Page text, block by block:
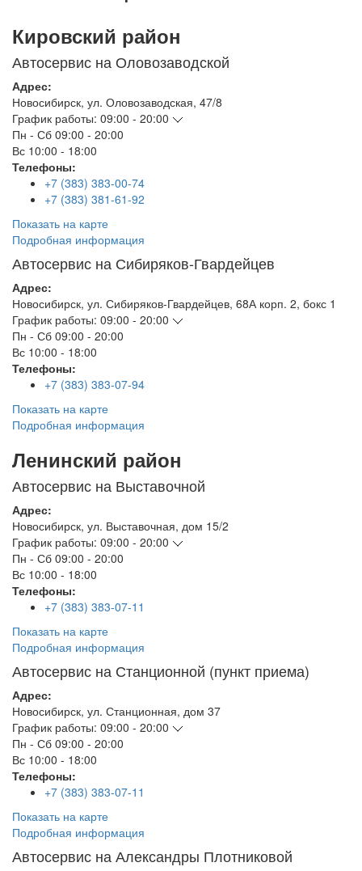
Кировский район
Автосервис на Оловозаводской
Адрес:
Новосибирск, ул. Оловозаводская, 47/8
График работы: 09:00 - 20:00
Пн - Сб 09:00 - 20:00
Вс 10:00 - 18:00
Телефоны:
+7 (383) 383-00-74
+7 (383) 381-61-92
Показать на карте
Подробная информация
Автосервис на Сибиряков-Гвардейцев
Адрес:
Новосибирск, ул. Сибиряков-Гвардейцев, 68А корп. 2, бокс 1
График работы: 09:00 - 20:00
Пн - Сб 09:00 - 20:00
Вс 10:00 - 18:00
Телефоны:
+7 (383) 383-07-94
Показать на карте
Подробная информация
Ленинский район
Автосервис на Выставочной
Адрес:
Новосибирск, ул. Выставочная, дом 15/2
График работы: 09:00 - 20:00
Пн - Сб 09:00 - 20:00
Вс 10:00 - 18:00
Телефоны:
+7 (383) 383-07-11
Показать на карте
Подробная информация
Автосервис на Станционной (пункт приема)
Адрес:
Новосибирск, ул. Станционная, дом 37
График работы: 09:00 - 20:00
Пн - Сб 09:00 - 20:00
Вс 10:00 - 18:00
Телефоны:
+7 (383) 383-07-11
Показать на карте
Подробная информация
Автосервис на Александры Плотниковой